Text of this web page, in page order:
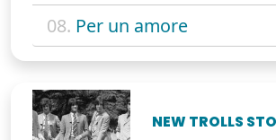
08. Per un amore
NEW TROLLS